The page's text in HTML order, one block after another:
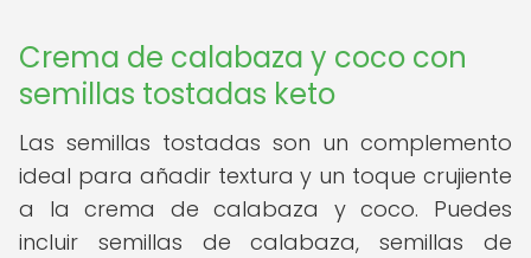
Crema de calabaza y coco con
semillas tostadas keto
Las semillas tostadas son un complemento
ideal para añadir textura y un toque crujiente
a la crema de calabaza y coco. Puedes
incluir semillas de calabaza, semillas de